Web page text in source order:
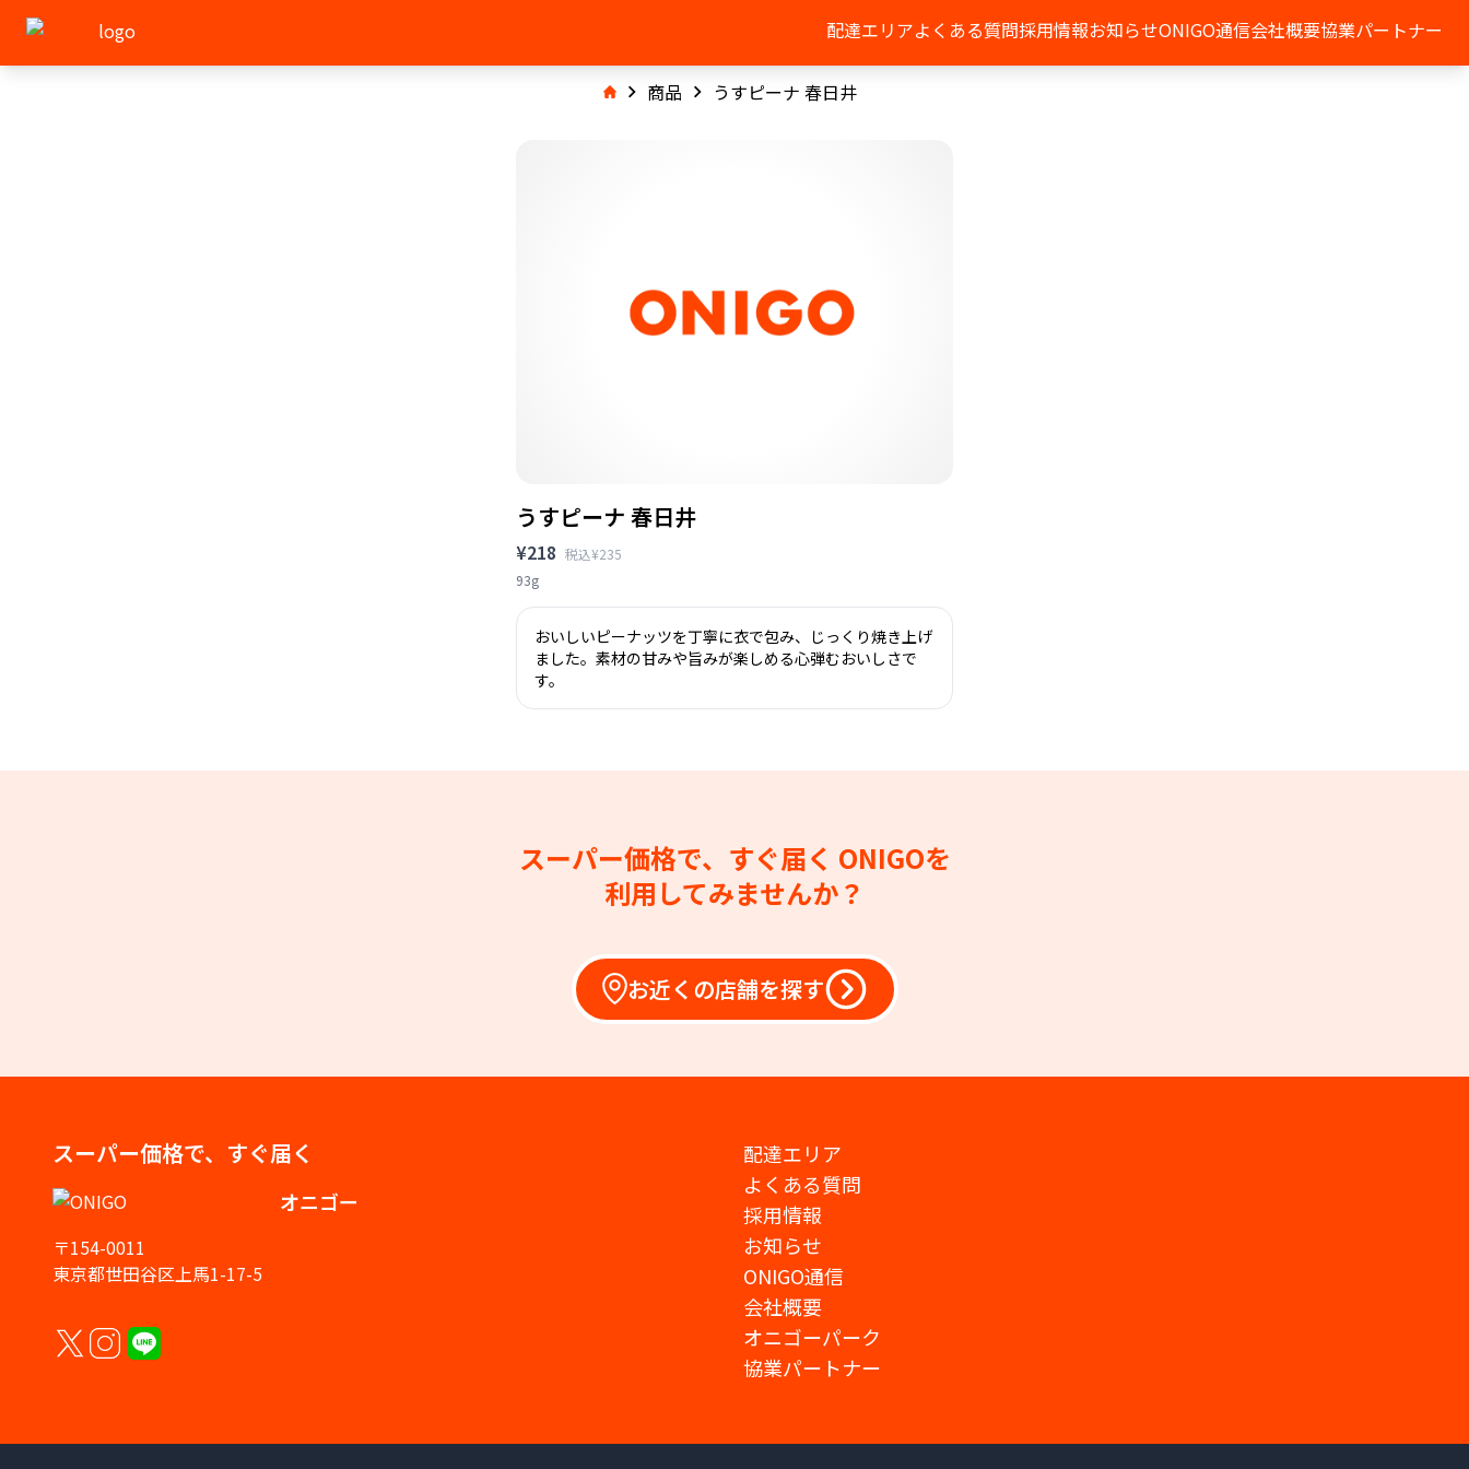
配達エリアよくある質問採用情報お知らせONIGO通信会社概要協業パートナー
商品 うすピーナ 春日井
うすピーナ 春日井
¥218 税込¥235
93g
おいしいピーナッツを丁寧に衣で包み、じっくり焼き上げ
ました。素材の甘みや旨みが楽しめる心弾むおいしさで
す。
スーパー価格で、すぐ届く ONIGOを
利用してみませんか？
お近くの店舗を探す
スーパー価格で、すぐ届く
オニゴー
〒154-0011
東京都世田谷区上馬1-17-5
配達エリア
よくある質問
採用情報
お知らせ
ONIGO通信
会社概要
オニゴーパーク
協業パートナー